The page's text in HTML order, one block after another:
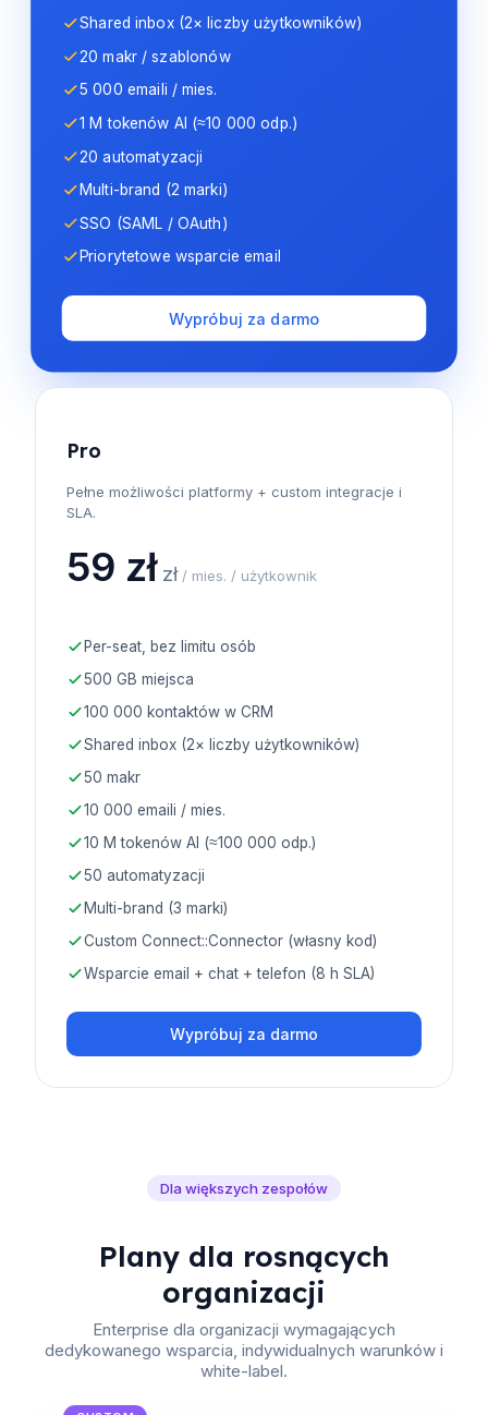
Shared inbox (2× liczby użytkowników)
20 makr / szablonów
5 000 emaili / mies.
1 M tokenów AI (≈10 000 odp.)
20 automatyzacji
Multi-brand (2 marki)
SSO (SAML / OAuth)
Priorytetowe wsparcie email
Wypróbuj za darmo
Pro
Pełne możliwości platformy + custom integracje i
SLA.
59 zł zł/ mies. / użytkownik
Per-seat, bez limitu osób
500 GB miejsca
100 000 kontaktów w CRM
Shared inbox (2× liczby użytkowników)
50 makr
10 000 emaili / mies.
10 M tokenów AI (≈100 000 odp.)
50 automatyzacji
Multi-brand (3 marki)
Custom Connect::Connector (własny kod)
Wsparcie email + chat + telefon (8 h SLA)
Wypróbuj za darmo
Dla większych zespołów
Plany dla rosnących
organizacji
Enterprise dla organizacji wymagających
dedykowanego wsparcia, indywidualnych warunków i
white-label.